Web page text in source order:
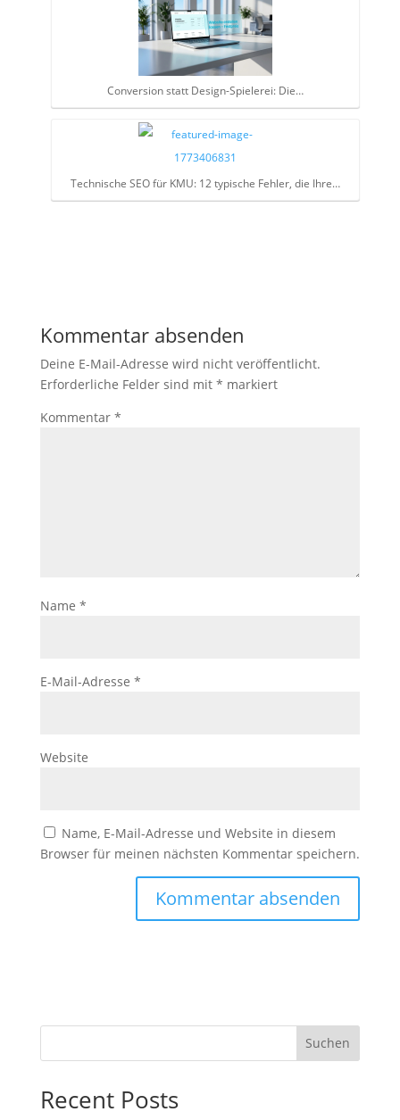
Conversion statt Design-Spielerei: Die…
Technische SEO für KMU: 12 typische Fehler, die Ihre…
Kommentar absenden
Deine E-Mail-Adresse wird nicht veröffentlicht.
Erforderliche Felder sind mit * markiert
Kommentar *
Name *
E-Mail-Adresse *
Website
Name, E-Mail-Adresse und Website in diesem
Browser für meinen nächsten Kommentar speichern.
Suchen
Recent Posts